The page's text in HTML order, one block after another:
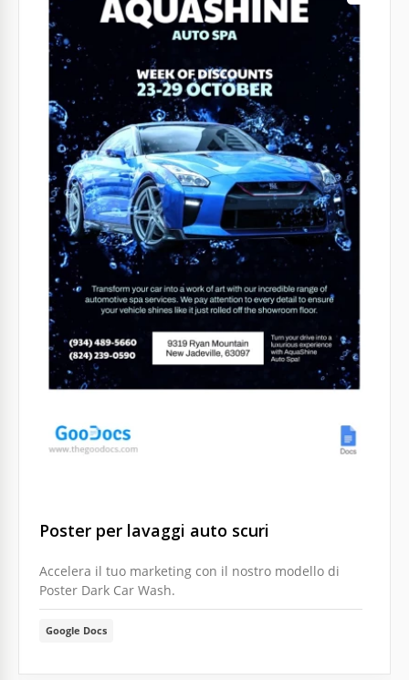
Poster per lavaggi auto scuri
Accelera il tuo marketing con il nostro modello di
Poster Dark Car Wash.
Google Docs